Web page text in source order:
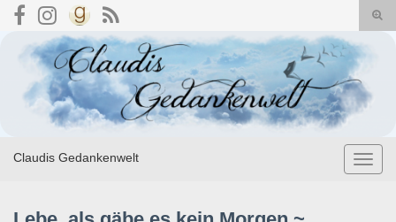
Search for:
Claudis Gedankenwelt